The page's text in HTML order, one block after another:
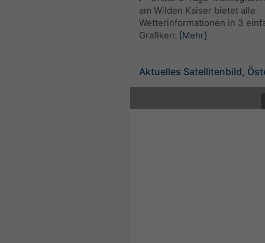
am Wilden Kaiser bietet alle
Wetterinformationen in 3
Grafiken: [Mehr]
Aktuelles Satellitenbild,